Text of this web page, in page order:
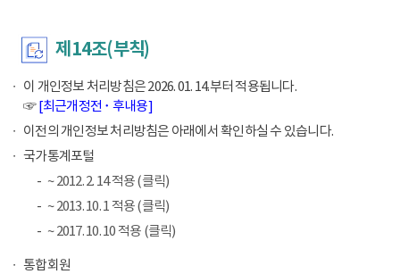
제14조(부칙)
이 개인정보 처리방침은 2026. 01. 14.부터 적용됩니다.
☞[최근개정전 ･ 후내용]
이전의 개인정보 처리방침은 아래에서 확인하실 수 있습니다.
국가통계포털
~ 2012. 2. 14 적용 (클릭)
~ 2013. 10. 1 적용 (클릭)
~ 2017. 10. 10 적용 (클릭)
통합회원